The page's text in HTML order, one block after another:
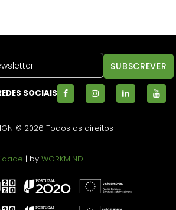
SOCIAIS
© 2026 Todos os direitos
| byWORKMIND